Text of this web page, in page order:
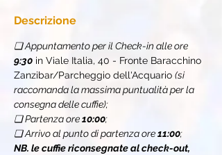
Descrizione
❏ Appuntamento per il Check-in alle ore
9:30 in Viale Italia, 40 - Fronte Baracchino
Zanzibar/Parcheggio dell'Acquario (si
raccomanda la massima puntualità per la
consegna delle cuffie);
❏ Partenza ore 10:00;
❏ Arrivo al punto di partenza ore 11:00;
NB. le cuffie riconsegnate al check-out,